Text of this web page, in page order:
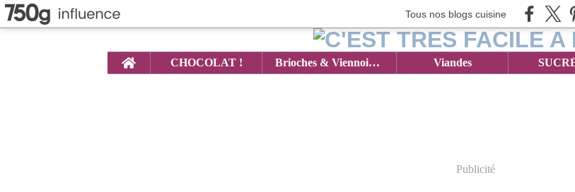
Tous nos blogs cuisine
Home CHOCOLAT ! Brioches & Viennoiseries Viandes
Publicité